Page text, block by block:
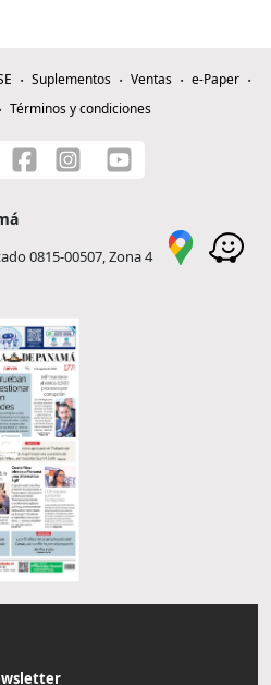
Suplementos Ventas
e-Paper
Términos y condiciones
0815-00507, Zona 4